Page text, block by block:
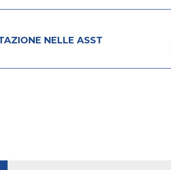
NELLE ASST